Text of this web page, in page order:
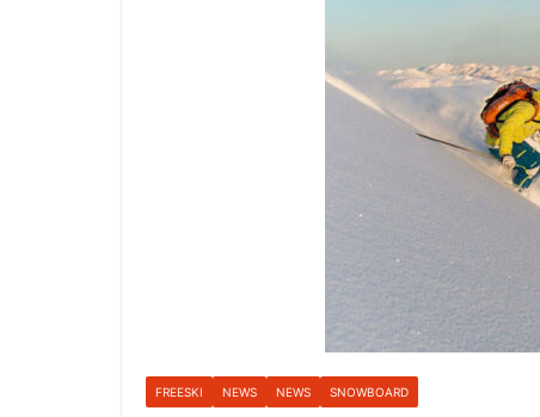
FREESKI NEWS NEWS SNOWBOARD